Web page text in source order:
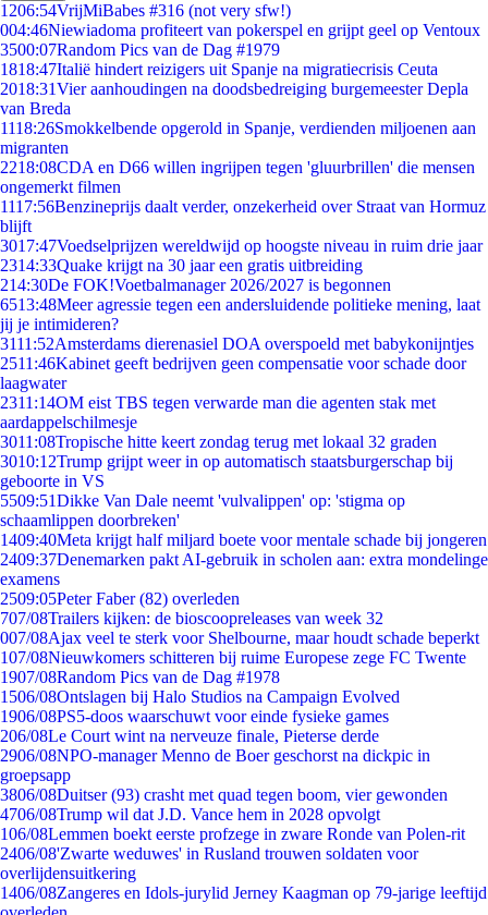
1206:54VrijMiBabes #316 (not very sfw!)
004:46Niewiadoma profiteert van pokerspel en grijpt geel op Ventoux
3500:07Random Pics van de Dag #1979
1818:47Italië hindert reizigers uit Spanje na migratiecrisis Ceuta
2018:31Vier aanhoudingen na doodsbedreiging burgemeester Depla
van Breda
1118:26Smokkelbende opgerold in Spanje, verdienden miljoenen aan
migranten
2218:08CDA en D66 willen ingrijpen tegen 'gluurbrillen' die mensen
ongemerkt filmen
1117:56Benzineprijs daalt verder, onzekerheid over Straat van Hormuz
blijft
3017:47Voedselprijzen wereldwijd op hoogste niveau in ruim drie jaar
2314:33Quake krijgt na 30 jaar een gratis uitbreiding
214:30De FOK!Voetbalmanager 2026/2027 is begonnen
6513:48Meer agressie tegen een andersluidende politieke mening, laat
jij je intimideren?
3111:52Amsterdams dierenasiel DOA overspoeld met babykonijntjes
2511:46Kabinet geeft bedrijven geen compensatie voor schade door
laagwater
2311:14OM eist TBS tegen verwarde man die agenten stak met
aardappelschilmesje
3011:08Tropische hitte keert zondag terug met lokaal 32 graden
3010:12Trump grijpt weer in op automatisch staatsburgerschap bij
geboorte in VS
5509:51Dikke Van Dale neemt 'vulvalippen' op: 'stigma op
schaamlippen doorbreken'
1409:40Meta krijgt half miljard boete voor mentale schade bij jongeren
2409:37Denemarken pakt AI-gebruik in scholen aan: extra mondelinge
examens
2509:05Peter Faber (82) overleden
707/08Trailers kijken: de bioscoopreleases van week 32
007/08Ajax veel te sterk voor Shelbourne, maar houdt schade beperkt
107/08Nieuwkomers schitteren bij ruime Europese zege FC Twente
1907/08Random Pics van de Dag #1978
1506/08Ontslagen bij Halo Studios na Campaign Evolved
1906/08PS5-doos waarschuwt voor einde fysieke games
206/08Le Court wint na nerveuze finale, Pieterse derde
2906/08NPO-manager Menno de Boer geschorst na dickpic in
groepsapp
3806/08Duitser (93) crasht met quad tegen boom, vier gewonden
4706/08Trump wil dat J.D. Vance hem in 2028 opvolgt
106/08Lemmen boekt eerste profzege in zware Ronde van Polen-rit
2406/08'Zwarte weduwes' in Rusland trouwen soldaten voor
overlijdensuitkering
1406/08Zangeres en Idols-jurylid Jerney Kaagman op 79-jarige leeftijd